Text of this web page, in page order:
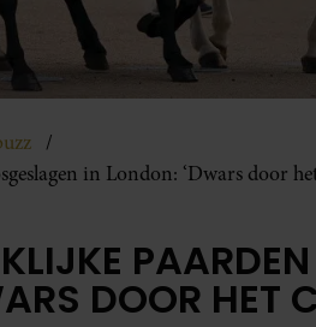
in London: ‘Dwars door
DOOR HET